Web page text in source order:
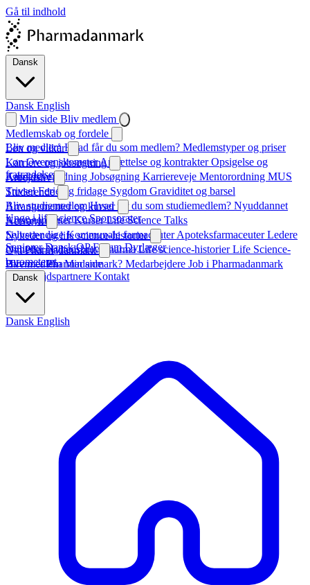
Gå til indhold
Dansk
Dansk English
Min side Bliv medlem
Medlemskab og fordele
Bliv medlemHvad får du som medlem? Medlemstyper og priser
Løn og vilkår
LønOverenskomsterAnsættelse og kontrakterOpsigelse og
fratrædelse
Karriere og jobsøgning
Karrierevejledning Jobsøgning Karriereveje Mentorordning MUS
Arbejdsliv
TrivselFerie og fridage Sygdom Graviditet og barsel
Studerende
Bliv studiemedlemHvad får du som studiemedlem? Nyuddannet
Unge i life scienceSponsorater
Arrangementer og kurser
ArrangementerKurserLife Science Talks
Netværk
SelvstændigeKommunale farmaceuterApoteksfarmaceuterLedere
SeniorerDansk QP ForumDyrlæger
Nyheder og life science-historier
NyhederNyhedsbrev PharmaLife science-historierLife Science-
barometeret
Om Pharmadanmark
Hvem er Pharmadanmark? Medarbejdere Job i Pharmadanmark
Samarbejdspartnere Kontakt
Bliv medlemMin side
Dansk
Dansk English